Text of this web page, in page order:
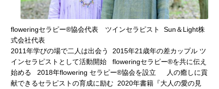
floweringセラピー®協会代表 ツインセラピスト Sun＆Light株
式会社代表
2011年学びの場で二人は出会う 2015年21歳年の差カップル ツ
インセラピストとして活動開始 floweringセラピー®を共に伝え
始める 2018年flowering セラピー®協会を設立 人の癒しに貢
献できるセラピストの育成に励む 2020年書籍『大人の愛の見